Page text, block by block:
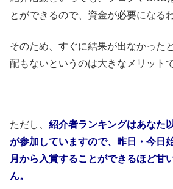
とができるので、資金が必要になる
そのため、すぐに結果が出なかった
配もないというのは大きなメリット
ただし、 紹介者ランキングはあなた
が参加していますので、昨日・今日
月から入賞することができるほど甘
ん。